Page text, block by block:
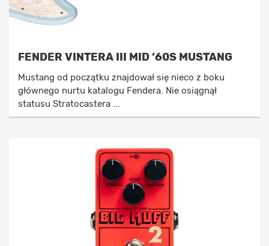
FENDER VINTERA III MID ’60S MUSTANG
Mustang od początku znajdował się nieco z boku
głównego nurtu katalogu Fendera. Nie osiągnął
statusu Stratocastera ...